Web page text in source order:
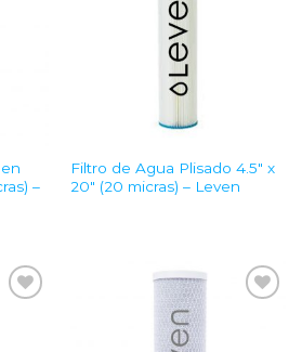
–
Filtro de Agua Plisado 4.5″ x
20″ (20 micras) – Leven